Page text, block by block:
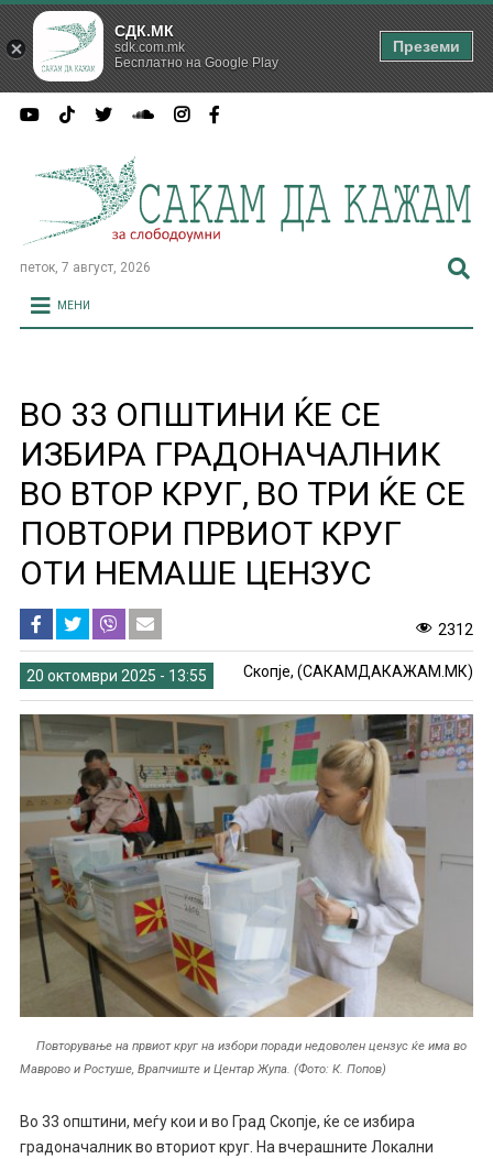
петок, 7 август, 2026
МЕНИ
ВО 33 ОПШТИНИ ЌЕ СЕ
ИЗБИРА ГРАДОНАЧАЛНИК
ВО ВТОР КРУГ, ВО ТРИ ЌЕ СЕ
ПОВТОРИ ПРВИОТ КРУГ
ОТИ НЕМАШЕ ЦЕНЗУС
2312
20 октомври 2025 - 13:55 Скопје, (САКАМДАКАЖАМ.МК)
Повторување на првиот круг на избори поради недоволен цензус ќе има во
Маврово и Ростуше, Врапчиште и Центар Жупа. (Фото: К. Попов)
Во 33 општини, меѓу кои и во Град Скопје, ќе се избира
градоначалник во вториот круг. На вчерашните Локални
СДК.МК
sdk.com.mk
Бесплатно на Google Play
Преземи